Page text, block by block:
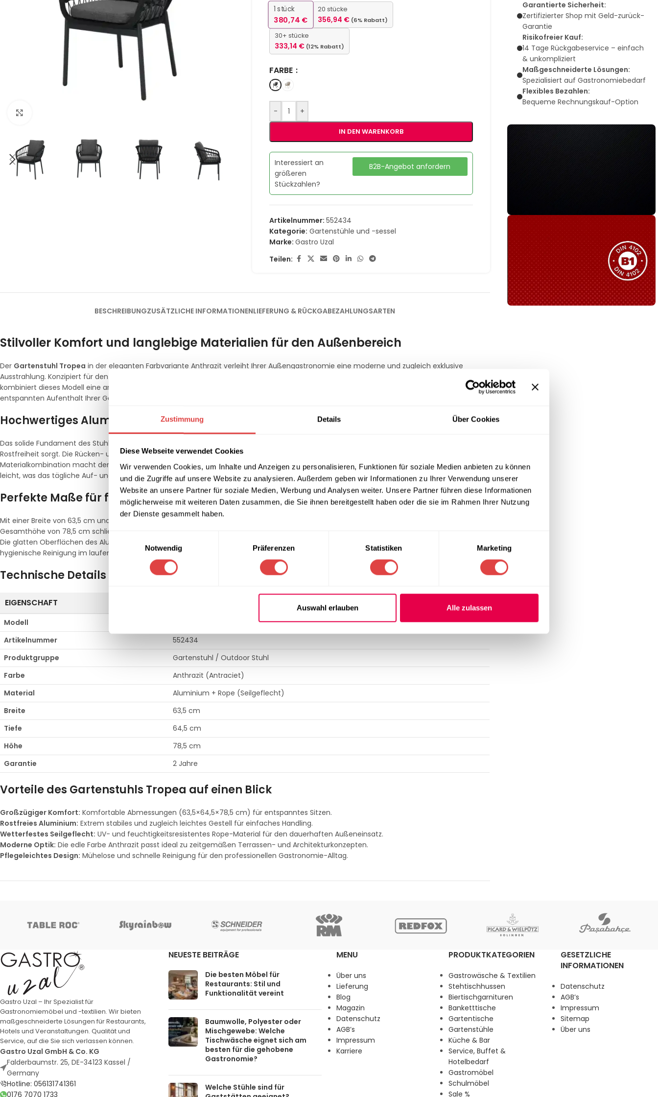
Zustimmung Details Über Cookies
Diese Webseite verwendet Cookies
Wir verwenden Cookies, um Inhalte und Anzeigen zu personalisieren, Funktionen für soziale Medien anbieten zu können
und die Zugriffe auf unsere Website zu analysieren. Außerdem geben wir Informationen zu Ihrer Verwendung unserer
Website an unsere Partner für soziale Medien, Werbung und Analysen weiter. Unsere Partner führen diese Informationen
möglicherweise mit weiteren Daten zusammen, die Sie ihnen bereitgestellt haben oder die sie im Rahmen Ihrer Nutzung
der Dienste gesammelt haben.
Einwilligungsauswahl
Notwendig
Präferenzen Statistiken Marketing
Auswahl erlauben Alle zulassen
1 stück
380,74 €
20 stücke
356,94 € (6% Rabatt)
30+ stücke
333,14 € (12% Rabatt)
FARBE
- +
IN DEN WARENKORB
Interessiert an
größeren
Stückzahlen?
B2B-Angebot anfordern
Artikelnummer:552434
Kategorie: Gartenstühle und -sessel
Marke:Gastro Uzal
Teilen:
BESCHREIBUNGZUSÄTZLICHE INFORMATIONENLIEFERUNG & RÜCKGABEZAHLUNGSARTEN
Stilvoller Komfort und langlebige Materialien für den Außenbereich
Der Gartenstuhl Tropea in der eleganten Farbvariante Anthrazit verleiht Ihrer Außengastronomie eine moderne und zugleich exklusive
Ausstrahlung. Konzipiert für den anspruchsvollen Einsatz auf Restaurantterrassen, in Hotelanlagen oder gehobenen Außenbereichen,
kombiniert dieses Modell eine ansprechende, dunkle Ästhetik mit höchster Funktionalität. Die präzisen Abmessungen sorgen für einen rundum
entspannten Aufenthalt Ihrer Gäste unter freiem Himmel.
Hochwertiges Aluminiumgestell und wetterfestes Seilgeflecht
Das solide Fundament des Stuhls bildet ein pulverbeschichtetes
Rostfreiheit sorgt. Die Rücken- und Seitenpartien sind kunstvoll mit einem flexiblen, wetterbeständigen
Materialkombination macht den Stuhl nicht nur extrem langlebig und widerstandsfähig gegen Witterungseinflüsse, sondern auch angenehm
leicht, was das tägliche Auf- und Abbauen für Ihr Personal erheblich vereinfacht.
Perfekte Maße für flexible Stellkonzepte
Mit einer Breite von 63,5 cm und einer Tiefe von 64,5 cm bietet der Tropea Stuhl eine großzügige und bequeme Sitzfläche zum Verweilen. Die
Gesamthöhe von 78,5 cm schließt harmonisch mit gängigen Gartentischen ab und unterstützt eine angenehme, ergonomische Sitzhaltung.
Die glatten Oberflächen des Aluminiums sowie das schmutzabweisende Rope-Material ermöglichen eine unkomplizierte, schnelle und
hygienische Reinigung im laufenden Betrieb.
Technische Details im Überblick
EIGENSCHAFT
Modell
Artikelnummer
552434
Produktgruppe
Gartenstuhl / Outdoor Stuhl
Farbe
Anthrazit (Antraciet)
Material
Aluminium + Rope (Seilgeflecht)
Breite
63,5 cm
Tiefe
64,5 cm
Höhe
78,5 cm
Garantie
2 Jahre
Vorteile des Gartenstuhls Tropea auf einen Blick
Großzügiger Komfort: Komfortable Abmessungen (63,5×64,5×78,5 cm) für entspanntes Sitzen.
Rostfreies Aluminium: Extrem stabiles und zugleich leichtes Gestell für einfaches Handling.
Wetterfestes Seilgeflecht: UV- und feuchtigkeitsresistentes Rope-Material für den dauerhaften Außeneinsatz.
Moderne Optik: Die edle Farbe Anthrazit passt ideal zu zeitgemäßen Terrassen- und Architekturkonzepten.
Pflegeleichtes Design: Mühelose und schnelle Reinigung für den professionellen Gastronomie-Alltag.
Garantierte Sicherheit:
Zertifizierter Shop mit Geld-zurück-
Garantie
Risikofreier Kauf:
14 Tage Rückgabeservice – einfach
& unkompliziert
Maßgeschneiderte Lösungen:
Spezialisiert auf Gastronomiebedarf
Flexibles Bezahlen:
Bequeme Rechnungskauf-Option
Sie haben nicht das passende
Produkt gefunden?
Wir helfen Ihnen gerne weiter!
Gastro Uzal – Ihr Spezialist für
Gastronomiemöbel und -textilien. Wir bieten
maßgeschneiderte Lösungen für Restaurants,
Hotels und Veranstaltungen. Qualität und
Service, auf die Sie sich verlassen können.
Gastro Uzal GmbH & Co. KG
Falderbaumstr. 25, DE-34123 Kassel /
Germany
Hotline: 056131741361
0176 7070 1733
NEUESTE BEITRÄGE
Die besten Möbel für
Restaurants: Stil und
Funktionalität vereint
Baumwolle, Polyester oder
Mischgewebe: Welche
Tischwäsche eignet sich am
besten für die gehobene
Gastronomie?
Welche Stühle sind für
MENU
Über uns
Lieferung
Blog
Magazin
Datenschutz
AGB’s
Impressum
Karriere
PRODUKTKATEGORIEN
Gastrowäsche & Textilien
Stehtischhussen
Biertischgarnituren
Banketttische
Gartentische
Gartenstühle
Küche & Bar
Service, Buffet &
Hotelbedarf
Gastromöbel
Schulmöbel
Sale %
GESETZLICHE
INFORMATIONEN
Datenschutz
AGB’s
Impressum
Sitemap
Über uns